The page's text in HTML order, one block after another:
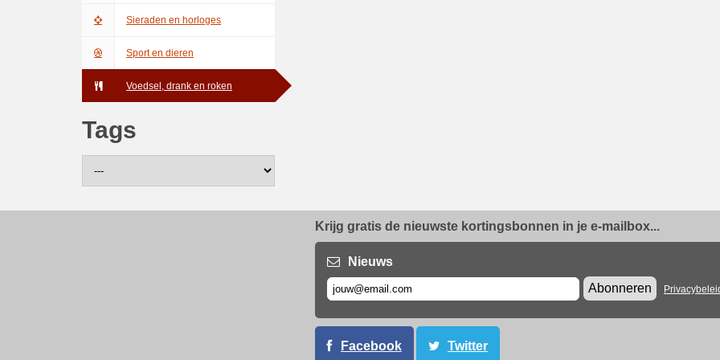
Sieraden en horloges
Sport en dieren
Voedsel, drank en roken
Tags
Krijg gratis de nieuwste kortingsbonnen in je e-mailbox...
Nieuws
Abonneren
Facebook Twitter